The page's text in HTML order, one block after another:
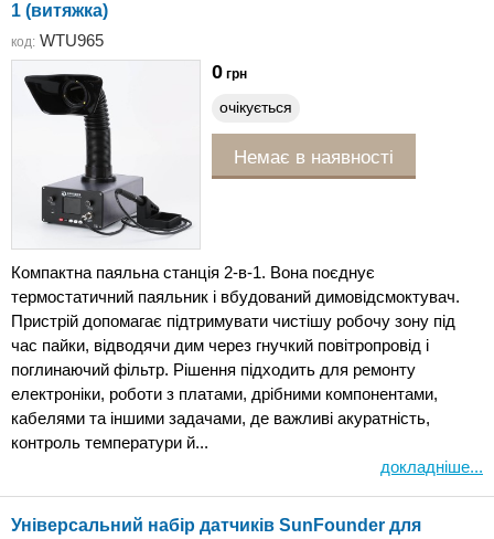
1 (витяжка)
код: WTU965
0 грн
очікується
Немає в наявності
Компактна паяльна станція 2-в-1. Вона поєднує
термостатичний паяльник і вбудований димовідсмоктувач.
Пристрій допомагає підтримувати чистішу робочу зону під
час пайки, відводячи дим через гнучкий повітропровід і
поглинаючий фільтр. Рішення підходить для ремонту
електроніки, роботи з платами, дрібними компонентами,
кабелями та іншими задачами, де важливі акуратність,
контроль температури й...
докладніше...
Універсальний набір датчиків SunFounder для